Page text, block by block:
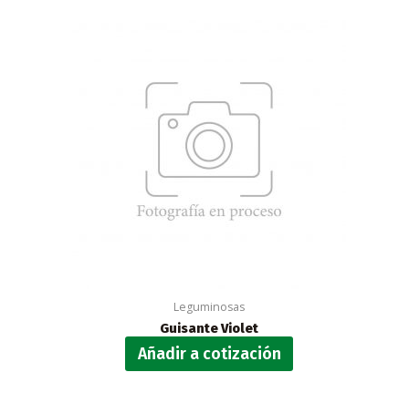
Leguminosas
Guisante Violet
Añadir a cotización